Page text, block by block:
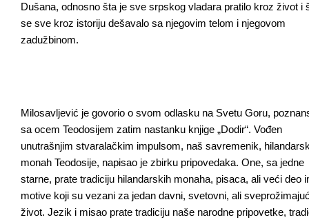
Dušana, odnosno šta je sve srpskog vladara pratilo kroz život i
se sve kroz istoriju dešavalo sa njegovim telom i njegovom
zadužbinom.
Milosavljević je govorio o svom odlasku na Svetu Goru,
sa ocem Teodosijem zatim nastanku knjige „Dodir“. Vođen
unutrašnjim stvaralačkim impulsom, naš savremenik,
monah Teodosije, napisao je zbirku pripovedaka. One, sa jedne
starne, prate tradiciju hilandarskih monaha, pisaca, ali veći deo
motive koji su vezani za jedan davni, svetovni, ali
život. Jezik i misao prate tradiciju naše narodne pripovetke,